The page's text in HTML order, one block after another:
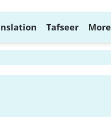
Tafseer More